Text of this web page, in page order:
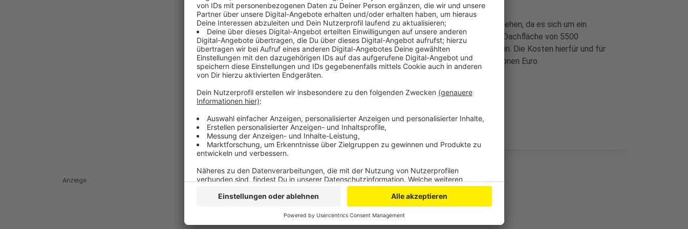
Das Unternehmen muss bei den Bauarbeiten Stück für Stück vorgehen, da es sich um ein
denkmalgeschütztes Dach aus dem 19. Jahrhundert handelt. Die Dachfläche von 5500
Quadratmetern soll bis Ende 2020 vollständig Instand gesetzt sein. Die Kosten hierfür und für
die Modernisierung der Bahnsteige belaufen sich auf rund 30 Millionen Euro.
WD
Anzeige